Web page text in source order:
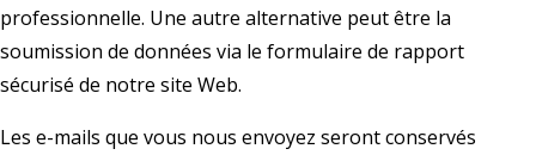
professionnelle. Une autre alternative peut être la
soumission de données via le formulaire de rapport
sécurisé de notre site Web.
Les e-mails que vous nous envoyez seront conservés